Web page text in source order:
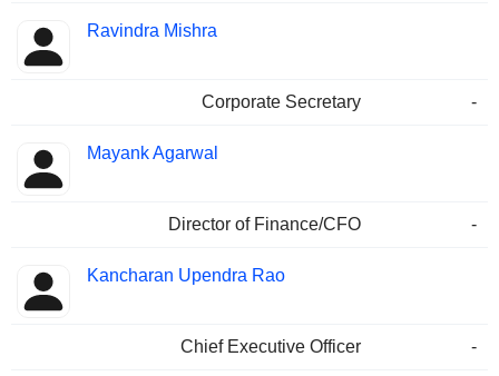
Ravindra Mishra
Corporate Secretary -
Mayank Agarwal
Director of Finance/CFO -
Kancharan Upendra Rao
Chief Executive Officer -